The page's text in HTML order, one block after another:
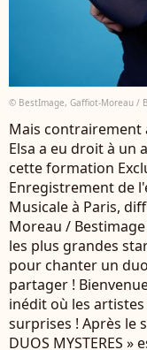
© BestImage, Gaffiot-Moreau /
Mais contrairement
Elsa a eu droit à un
cette formation
Enregistrement de
Musicale à Paris,
Moreau /
les plus grandes
pour chanter un
partager !
inédit où les
surprises ! Après le
DUOS MYSTERES